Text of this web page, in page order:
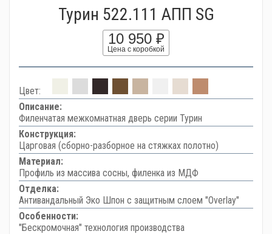
Турин 522.111 АПП SG
10 950 ₽
Цена с коробкой
Цвет:
Описание:
Филенчатая межкомнатная дверь серии Турин
Конструкция:
Царговая (сборно-разборное на стяжках полотно)
Материал:
Профиль из массива сосны, филенка из МДФ
Отделка:
Антивандальный Эко Шпон с защитным слоем "Overlay"
Особенности:
"Бескромочная" технология производства